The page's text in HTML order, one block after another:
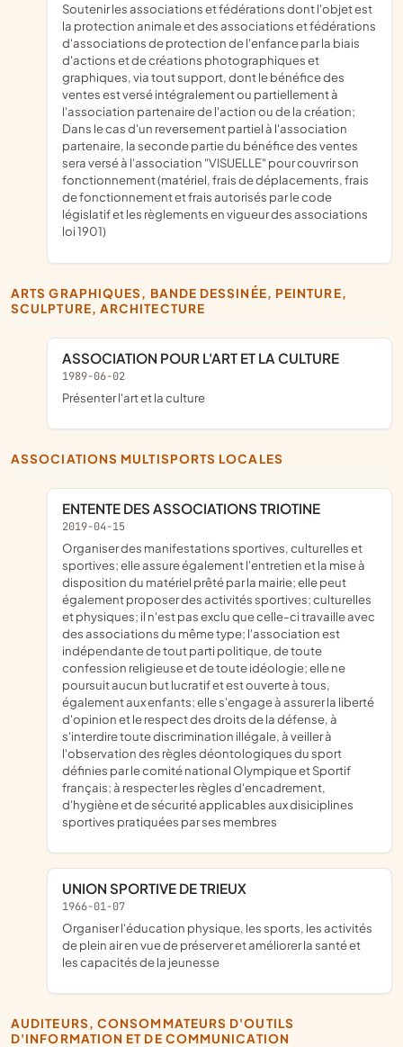
soutenir les associations et fédérations dont l'objet est
la protection animale et des associations et fédérations
d'associations de protection de l'enfance par la biais
d'actions et de créations photographiques et
graphiques, via tout support, dont le bénéfice des
ventes est versé intégralement ou partiellement à
l'association partenaire de l'action ou de la création;
Dans le cas d'un reversement partiel à l'association
partenaire, la seconde partie du bénéfice des ventes
sera versé à l'association "VISUELLE" pour couvrir son
fonctionnement (matériel, frais de déplacements, frais
de fonctionnement et frais autorisés par le code
législatif et les règlements en vigueur des associations
loi 1901)
ARTS GRAPHIQUES, BANDE DESSINÉE, PEINTURE,
SCULPTURE, ARCHITECTURE
ASSOCIATION POUR L'ART ET LA CULTURE
1989-06-02
présenter l'art et la culture
ASSOCIATIONS MULTISPORTS LOCALES
ENTENTE DES ASSOCIATIONS TRIOTINE
2019-04-15
organiser des manifestations sportives, culturelles et
sportives; elle assure également l'entretien et la mise à
disposition du matériel prêté par la mairie; elle peut
également proposer des activités sportives; culturelles
et physiques; il n'est pas exclu que celle-ci travaille avec
des associations du même type; l'association est
indépendante de tout parti politique, de toute
confession religieuse et de toute idéologie; elle ne
poursuit aucun but lucratif et est ouverte à tous,
également aux enfants; elle s'engage à assurer la liberté
d'opinion et le respect des droits de la défense, à
s'interdire toute discrimination illégale, à veiller à
l'observation des règles déontologiques du sport
définies par le comité national Olympique et Sportif
français; à respecter les règles d'encadrement,
d'hygiène et de sécurité applicables aux disiciplines
sportives pratiquées par ses membres
UNION SPORTIVE DE TRIEUX
1966-01-07
organiser l'éducation physique, les sports, les activités
de plein air en vue de préserver et améliorer la santé et
les capacités de la jeunesse
AUDITEURS, CONSOMMATEURS D'OUTILS
D'INFORMATION ET DE COMMUNICATION